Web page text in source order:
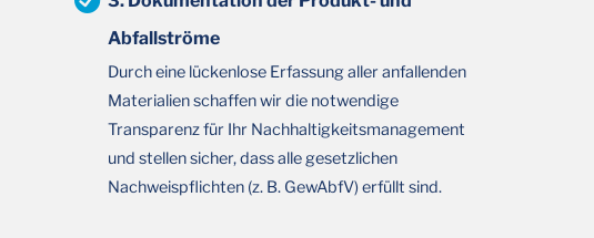
Abfallströme
Durch eine lückenlose Erfassung aller anfallenden
Materialien schaffen wir die notwendige
Transparenz für Ihr Nachhaltigkeitsmanagement
und stellen sicher, dass alle gesetzlichen
Nachweispflichten (z. B. GewAbfV) erfüllt sind.